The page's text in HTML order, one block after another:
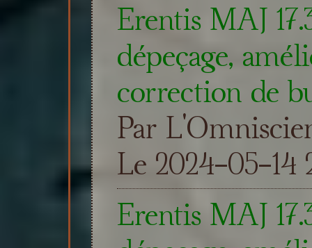
Erentis MAJ
dépeçage,
correction de
Par
Le 2024-05-14
Erentis MAJ